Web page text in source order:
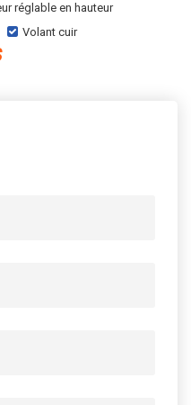
réglable en hauteur
Volant cuir